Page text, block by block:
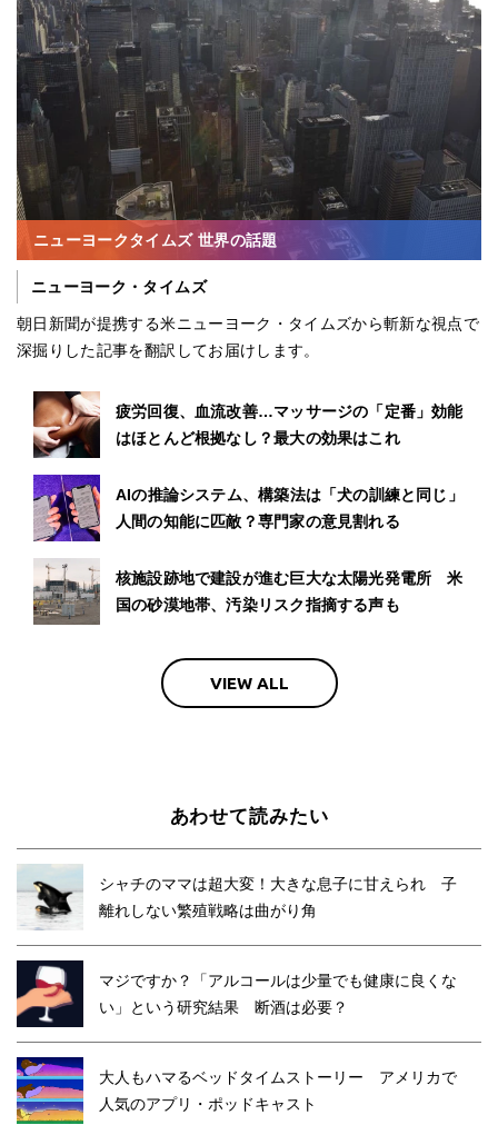
ニューヨークタイムズ 世界の話題
ニューヨーク・タイムズ
朝日新聞が提携する米ニューヨーク・タイムズから斬新な視点で
深掘りした記事を翻訳してお届けします。
疲労回復、血流改善…マッサージの「定番」効能
はほとんど根拠なし？最大の効果はこれ
AIの推論システム、構築法は「犬の訓練と同じ」
人間の知能に匹敵？専門家の意見割れる
核施設跡地で建設が進む巨大な太陽光発電所 米
国の砂漠地帯、汚染リスク指摘する声も
VIEW ALL
あわせて読みたい
シャチのママは超大変！大きな息子に甘えられ 子
離れしない繁殖戦略は曲がり角
マジですか？「アルコールは少量でも健康に良くな
い」という研究結果 断酒は必要？
大人もハマるベッドタイムストーリー アメリカで
人気のアプリ・ポッドキャスト